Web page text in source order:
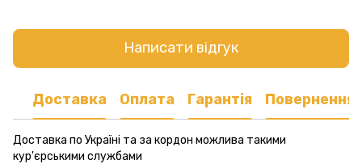
Написати відгук
Доставка Оплата Гарантія Повернення
Доставка по Україні та за кордон можлива такими
кур'єрськими службами